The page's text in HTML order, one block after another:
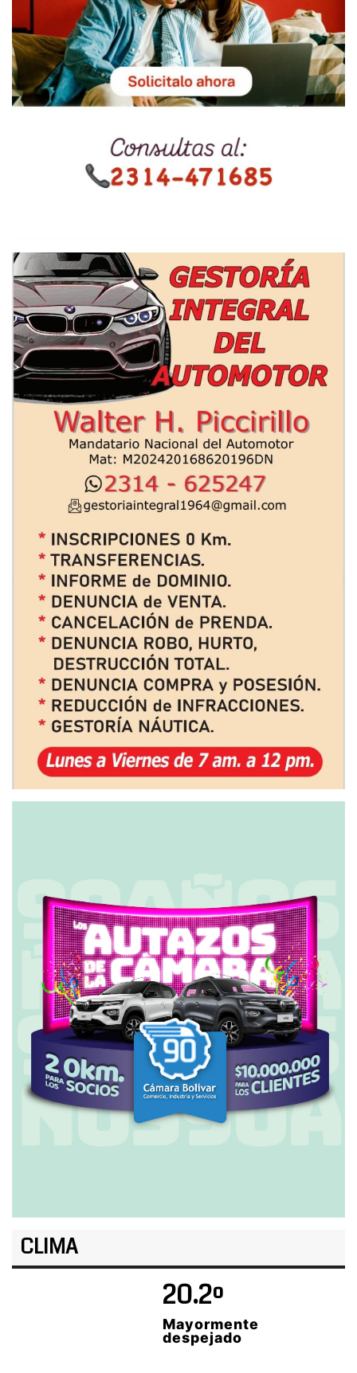
CLIMA
20.2º
Mayormente
despejado